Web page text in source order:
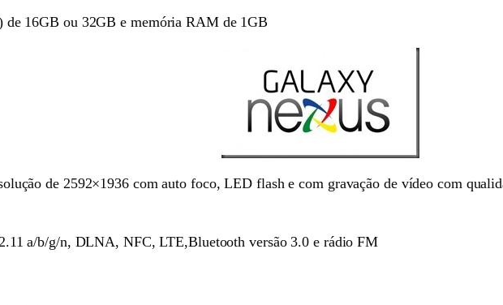
16GB ou 32GB e memória RAM de 1GB
de 2592×1936 com auto foco, LED flash e com gravação de vídeo com
a/b/g/n, DLNA, NFC, LTE,Bluetooth versão 3.0 e rádio FM